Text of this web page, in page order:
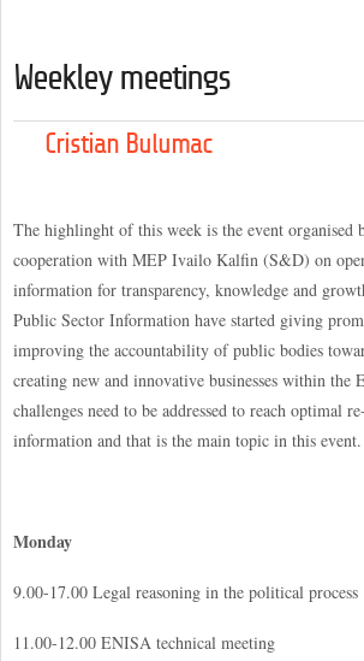
Weekley meetings
Cristian Bulumac
The highlinght of this week is the event organised
cooperation with MEP Ivailo Kalfin (S&D) on
information for transparency, knowledge and
Public Sector Information have started giving
improving the accountability of public bodies
creating new and innovative businesses within the
challenges need to be addressed to reach optimal
information and that is the main topic in this event.
Monday
9.00-17.00 Legal reasoning in the political process
11.00-12.00 ENISA technical meeting